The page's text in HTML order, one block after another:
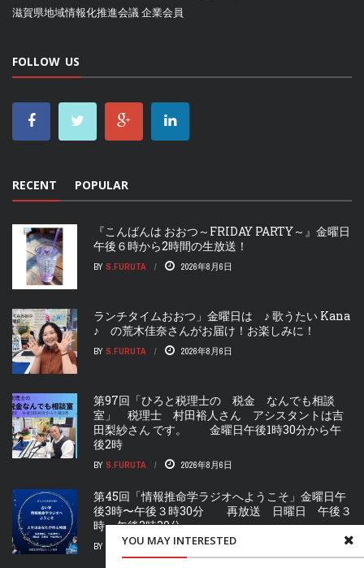
YOU MAY INTERESTED
滋賀県地域情報化推進会議企業会員
FOLLOW US
RECENT POPULAR
『こんばんは おおつ～FRIDAY PARTY～』金曜日
午後６時から2時間の生放送！
BY S.FURUTA 2026年8月6日
ランチタイムおおつ」金曜日は ♪ 歌うたい Kana
♪ の荒木佳奈さんがお届け！お楽しみに！
BY S.FURUTA 2026年8月6日
第97回「ひろと税理士の 税金 なんでも相談
室」 税理士 村田裕人さん アシスタントは吉
田梨紗さん です。 金曜日午後1時30分から午
後2時
BY S.FURUTA 2026年8月6日
第45回「情報推命学ラジオへようこそ」金曜日午
後3時〜午後３時30分 再放送 日曜日 午後３
時〜午後3時30分
BY S.FURUTA 2026年8月6日